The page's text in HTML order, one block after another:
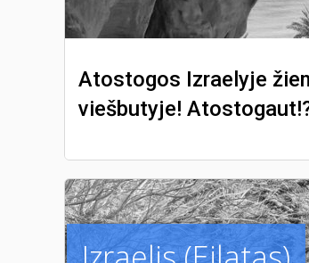
Atostogos Izraelyje
viešbutyje!